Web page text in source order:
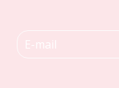
E-mail